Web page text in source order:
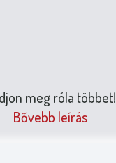
meg róla többet!
Bővebb leírás